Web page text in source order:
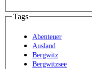
Tags
Abenteuer
Ausland
Bergwitz
Bergwitzsee